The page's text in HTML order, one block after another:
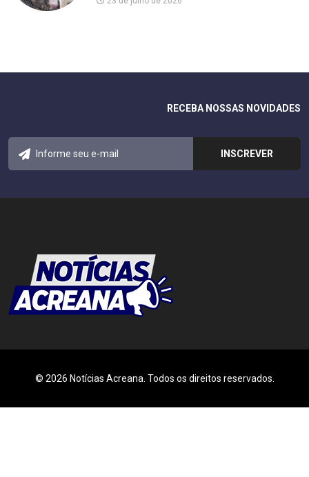
RECEBA NOSSAS NOVIDADES
© 2026 Notícias Acreana. Todos os direitos reservados.